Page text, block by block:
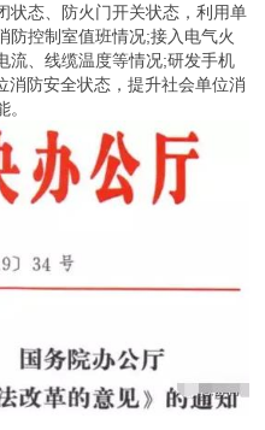
状态、防火门开关状态，利用单
防控制室值班情况;接入电气火
流、线缆温度等情况;研发手机
消防安全状态，提升社会单位消